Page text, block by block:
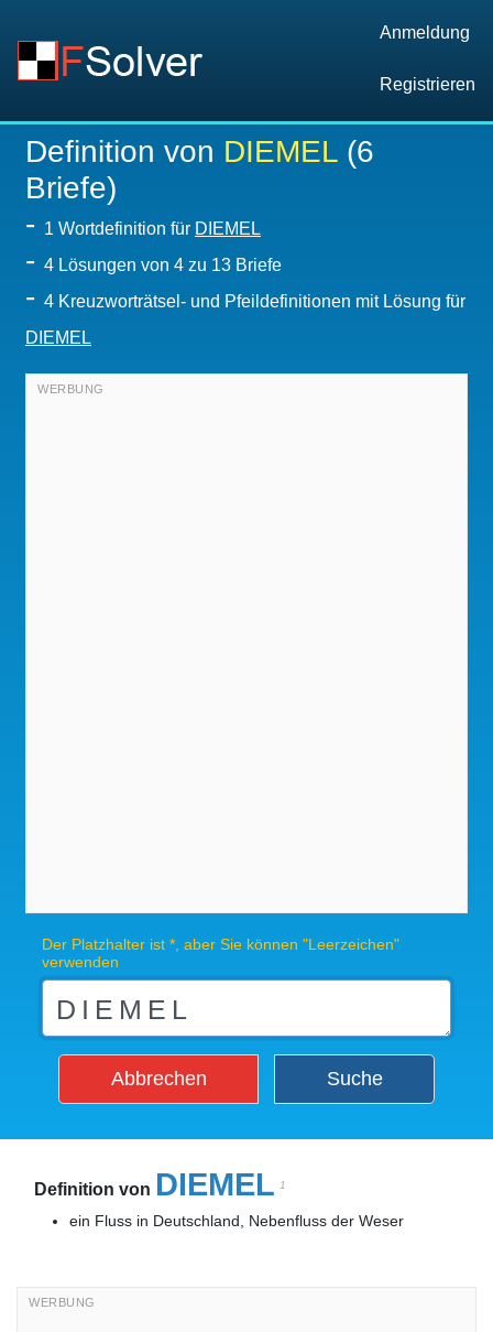
Anmeldung
Registrieren
Definition von DIEMEL (6
Briefe)
- 1 Wortdefinition für DIEMEL
- 4 Lösungen von 4 zu 13 Briefe
- 4 Kreuzworträtsel- und Pfeildefinitionen mit Lösung für
DIEMEL
Der Platzhalter ist *, aber Sie können "Leerzeichen"
verwenden
Abbrechen Suche
Definition von DIEMEL 1
ein Fluss in Deutschland, Nebenfluss der Weser